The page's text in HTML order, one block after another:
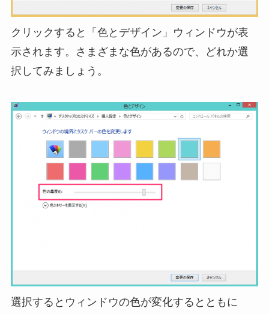
クリックすると「色とデザイン」ウィンドウが表
示されます。さまざまな色があるので、どれか選
択してみましょう。
選択するとウィンドウの色が変化するとともに